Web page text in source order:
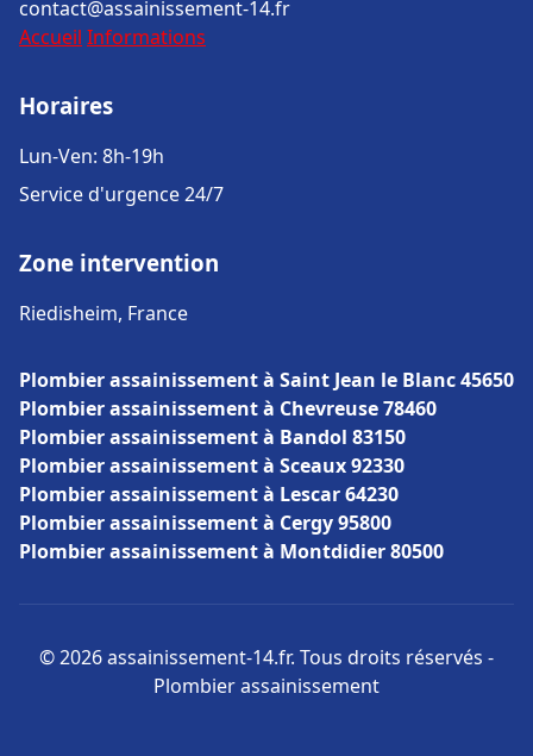
contact@assainissement-14.fr
Accueil Informations
Horaires
Lun-Ven: 8h-19h
Service d'urgence 24/7
Zone intervention
Riedisheim, France
Plombier assainissement à Saint Jean le Blanc 45650
Plombier assainissement à Chevreuse 78460
Plombier assainissement à Bandol 83150
Plombier assainissement à Sceaux 92330
Plombier assainissement à Lescar 64230
Plombier assainissement à Cergy 95800
Plombier assainissement à Montdidier 80500
© 2026 assainissement-14.fr. Tous droits réservés -
Plombier assainissement